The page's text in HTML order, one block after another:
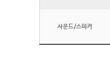
사운드/스피커